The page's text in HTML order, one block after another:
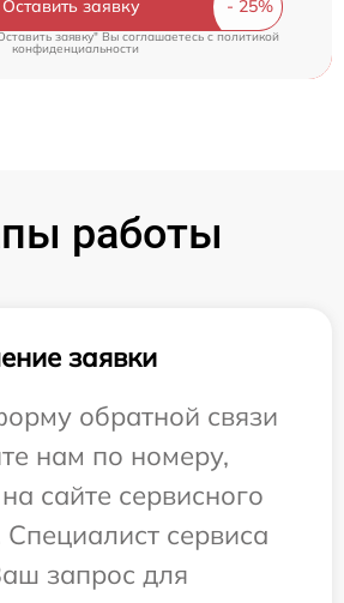
Оставить заявку
заявку" Вы соглашаетесь c политикой
конфиденциальности
работы
заявки
обратной связи
нам по номеру,
сайте сервисного
Специалист сервиса
запрос для